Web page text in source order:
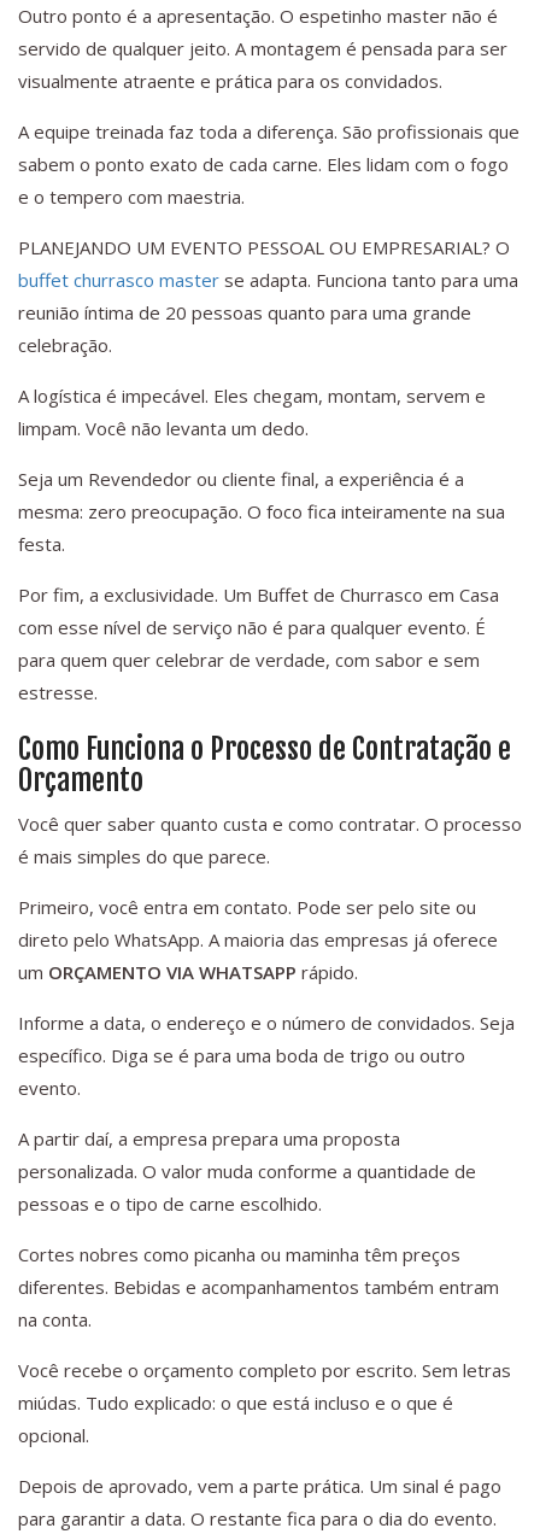
Outro ponto é a apresentação. O espetinho master não é
servido de qualquer jeito. A montagem é pensada para ser
visualmente atraente e prática para os convidados.
A equipe treinada faz toda a diferença. São profissionais que
sabem o ponto exato de cada carne. Eles lidam com o fogo
e o tempero com maestria.
PLANEJANDO UM EVENTO PESSOAL OU EMPRESARIAL? O
buffet churrasco master se adapta. Funciona tanto para uma
reunião íntima de 20 pessoas quanto para uma grande
celebração.
A logística é impecável. Eles chegam, montam, servem e
limpam. Você não levanta um dedo.
Seja um Revendedor ou cliente final, a experiência é a
mesma: zero preocupação. O foco fica inteiramente na sua
festa.
Por fim, a exclusividade. Um Buffet de Churrasco em Casa
com esse nível de serviço não é para qualquer evento. É
para quem quer celebrar de verdade, com sabor e sem
estresse.
Como Funciona o Processo de Contratação e
Orçamento
Você quer saber quanto custa e como contratar. O processo
é mais simples do que parece.
Primeiro, você entra em contato. Pode ser pelo site ou
direto pelo WhatsApp. A maioria das empresas já oferece
um ORÇAMENTO VIA WHATSAPP rápido.
Informe a data, o endereço e o número de convidados. Seja
específico. Diga se é para uma boda de trigo ou outro
evento.
A partir daí, a empresa prepara uma proposta
personalizada. O valor muda conforme a quantidade de
pessoas e o tipo de carne escolhido.
Cortes nobres como picanha ou maminha têm preços
diferentes. Bebidas e acompanhamentos também entram
na conta.
Você recebe o orçamento completo por escrito. Sem letras
miúdas. Tudo explicado: o que está incluso e o que é
opcional.
Depois de aprovado, vem a parte prática. Um sinal é pago
para garantir a data. O restante fica para o dia do evento.